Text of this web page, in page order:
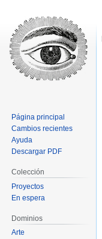
Página principal
Cambios recientes
Ayuda
Descargar PDF
Colección
Proyectos
En espera
Dominios
Arte